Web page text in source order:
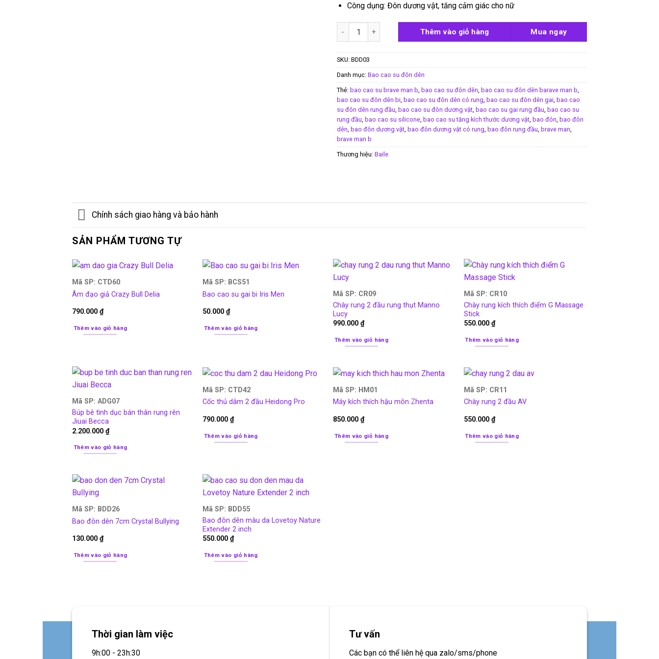
Công dụng: Đôn dương vật, tăng cảm giác cho nữ
Bao cao su gai rung đầu Brave Man số lượng
Thêm vào giỏ hàng Mua ngay
SKU: BDD03
Danh mục: Bao cao su đôn dên
Thẻ: bao cao su brave man b bao cao su đôn dên bao cao su đôn dên barave man b
bao cao su đôn dên bi bao cao su đôn dên có rung bao cao su đôn dên gai bao cao
su đôn dên rung đầu bao cao su đôn dương vật bao cao su gai rung đầu bao cao su
rung đầu bao cao su silicone bao cao su tăng kích thước dương vật bao đôn bao đôn
dên bao đôn dương vật bao đôn dương vật có rung bao đôn rung đầu brave man
brave man b
Thương hiệu: Baile
Chính sách giao hàng và bảo hành
SẢN PHẨM TƯƠNG TỰ
Mã SP: CTD60
Âm đạo giả Crazy Bull Delia
790.000 ₫
Thêm vào giỏ hàng
Mã SP: BCS51
Bao cao su gai bi Iris Men
50.000₫
Thêm vào giỏ hàng
Mã SP: CR09
Chày rung 2 đầu rung thụt Manno
Lucy
990.000₫
Thêm vào giỏ hàng
Mã SP: CR10
Chày rung kích thích điểm G Massage
Stick
550.000 ₫
Thêm vào giỏ hàng
Mã SP: ADG07
Búp bê tình dục bán thân rung rên
Jiuai Becca
2.200.000 ₫
Thêm vào giỏ hàng
Mã SP: CTD42
Cốc thủ dâm 2 đầu Heidong Pro
790.000₫
Thêm vào giỏ hàng
Mã SP: HM01
Máy kích thích hậu môn Zhenta
850.000₫
Thêm vào giỏ hàng
Mã SP: CR11
Chày rung 2 đầu AV
550.000 ₫
Thêm vào giỏ hàng
Mã SP: BDD26
Bao đôn dên 7cm Crystal Bullying
130.000 ₫
Thêm vào giỏ hàng
Mã SP: BDD55
Bao đôn dên màu da Lovetoy Nature
Extender 2 inch
550.000₫
Thêm vào giỏ hàng
Thời gian làm việc
9h:00 - 23h:30
Tư vấn
Các bạn có thể liên hệ qua zalo/sms/phone